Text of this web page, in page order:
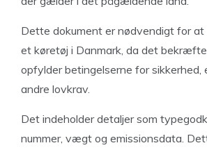
Dette dokument er nødvendigt for at
et køretøj i Danmark, da det
opfylder betingelserne for sikkerhed,
andre lovkrav.
Det indeholder detaljer som
nummer, vægt og emissionsdata.